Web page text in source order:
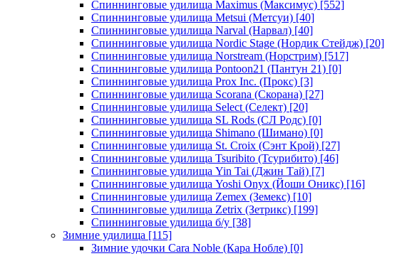
Спиннинговые удилища Maximus (Максимус) [552]
Спиннинговые удилища Metsui (Метсуи) [40]
Спиннинговые удилища Narval (Нарвал) [40]
Спиннинговые удилища Nordic Stage (Нордик Стейдж) [20]
Спиннинговые удилища Norstream (Норстрим) [517]
Спиннинговые удилища Pontoon21 (Пантун 21) [0]
Спиннинговые удилища Prox Inc. (Прокс) [3]
Спиннинговые удилища Scorana (Скорана) [27]
Спиннинговые удилища Select (Селект) [20]
Спиннинговые удилища SL Rods (СЛ Родс) [0]
Спиннинговые удилища Shimano (Шимано) [0]
Спиннинговые удилища St. Croix (Сэнт Крой) [27]
Спиннинговые удилища Tsuribito (Тсурибито) [46]
Спиннинговые удилища Yin Tai (Джин Тай) [7]
Спиннинговые удилища Yoshi Onyx (Йоши Оникс) [16]
Спиннинговые удилища Zemex (Земекс) [10]
Спиннинговые удилища Zetrix (Зетрикс) [199]
Спиннинговые удилища б/у [38]
Зимние удилища [115]
Зимние удочки Cara Noble (Кара Нобле) [0]